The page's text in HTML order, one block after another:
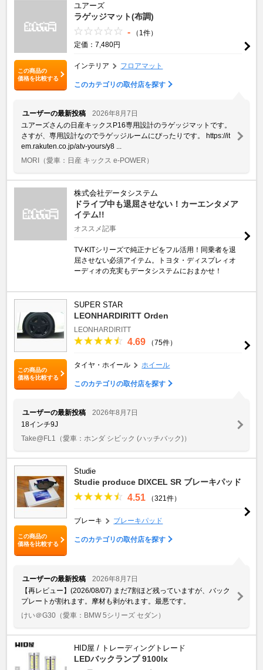
この商品の
価格を比較する
ユアーズ
ラゲッジマット(布調)
-
（1件）
定価：7,480円
インテリア フロアマット
このカテゴリの取付店を探す
ユーザーの最新投稿
2026年8月7日
ユアーズさんの日産キックスP16専用設計のラゲッジマットです。
さすが、専用設計なのでラゲッジルームにぴったりです。 https://it
em.rakuten.co.jp/atv-yours/y8 ...
MORI （愛車：日産 キックス e-POWER）
株式会社データシステム
ドライブ中も退屈させない！カーエンタメア
イテム!!
オススメ記事
TV-KITシリーズで純正ナビをフル活用！同乗者を退
屈させない必須アイテム。トヨタ・ディスプレィオ
ーディオの充実もデータシステムにおまかせ！
この商品の
価格を比較する
SUPER STAR
LEONHARDIRITT Orden
LEONHARDIRITT
4.69 （75件）
タイヤ・ホイール ホイール
このカテゴリの取付店を探す
ユーザーの最新投稿
2026年8月7日
18インチ9J
Take@FL1
（愛車：ホンダ シビック (ハッチバック)）
この商品の
価格を比較する
Studie
Studie produce DIXCEL SR ブレーキパッド
4.51 （321件）
ブレーキ ブレーキパッド
このカテゴリの取付店を探す
ユーザーの最新投稿
2026年8月7日
【再レビュー】(2026/08/07) まだ7割ほど残っていますが、バック
プレートが割れます。摩材も剥がれます。最悪です。
けい＠G30 （愛車：BMW 5シリーズ セダン）
HID屋 / トレーディングトレード
LEDバックランプ 9100lx